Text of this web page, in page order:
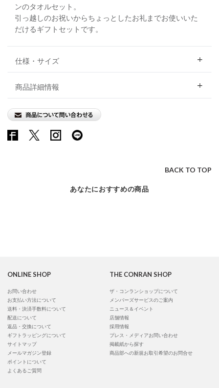
ンのタオルセット。
引っ越しのお祝いからちょっとしたお礼までお使いいた
だけるギフトセットです。
仕様・サイズ
商品詳細情報
BACK TO TOP
あなたにおすすめの商品
ONLINE SHOP
お問い合わせ
お支払い方法について
送料・決済手数料について
配送について
返品・交換について
ギフトラッピングについて
サイトマップ
メールマガジン登録
ポイントについて
よくあるご質問
THE CONRAN SHOP
ザ・コンランショップについて
メンバーズサービスのご案内
ニュース＆イベント
店舗情報
採用情報
プレス・メディアお問い合わせ
掲載紙から探す
商品部への新規お取引希望のお問合せ